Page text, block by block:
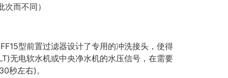
而不同）
型前置过滤器设计了专用的冲洗接头，使得
无电软水机或中央净水机的水压信号，在需要
秒左右)。